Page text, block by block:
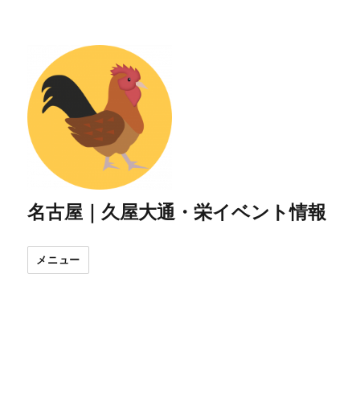
名古屋｜久屋大通・栄イベント情報
メニュー